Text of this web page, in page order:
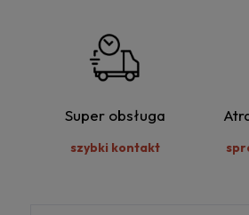
Super obsługa
szybki kontakt